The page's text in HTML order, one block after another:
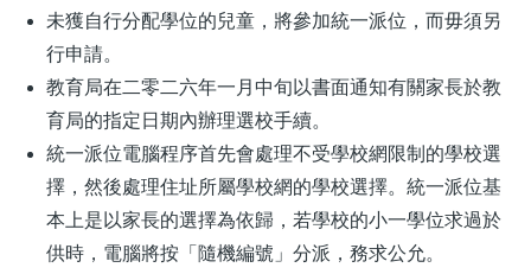
未獲自行分配學位的兒童，將參加統一派位，而毋須另
行申請。
教育局在二零二六年一月中旬以書面通知有關家長於教
育局的指定日期內辦理選校手續。
統一派位電腦程序首先會處理不受學校網限制的學校選
擇，然後處理住址所屬學校網的學校選擇。統一派位基
本上是以家長的選擇為依歸，若學校的小一學位求過於
供時，電腦將按「隨機編號」分派，務求公允。